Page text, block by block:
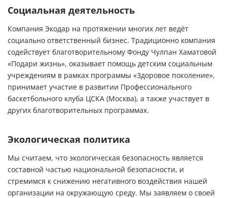
Социальная деятельность
Компания Экодар на протяжении многих лет ведёт
социально ответственный бизнес. Традиционно компания
содействует благотворительному Фонду Чулпан Хаматовой
«Подари жизнь», оказывает помощь детским социальным
учреждениям в рамках программы «Здоровое поколение»,
принимает участие в развитии Профессионального
баскетбольного клуба ЦСКА (Москва), а также участвует в
других благотворительных программах.
Экологическая политика
Мы считаем, что экологическая безопасность является
составной частью национальной безопасности, и
стремимся к снижению негативного воздействия нашей
организации на окружающую среду. Мы заявляем о своей